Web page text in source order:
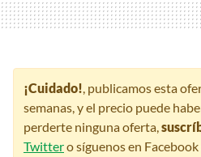
¡Cuidado!, publicamos esta
semanas, y el precio puede
perderte ninguna oferta,
Twittero síguenos en Facebook